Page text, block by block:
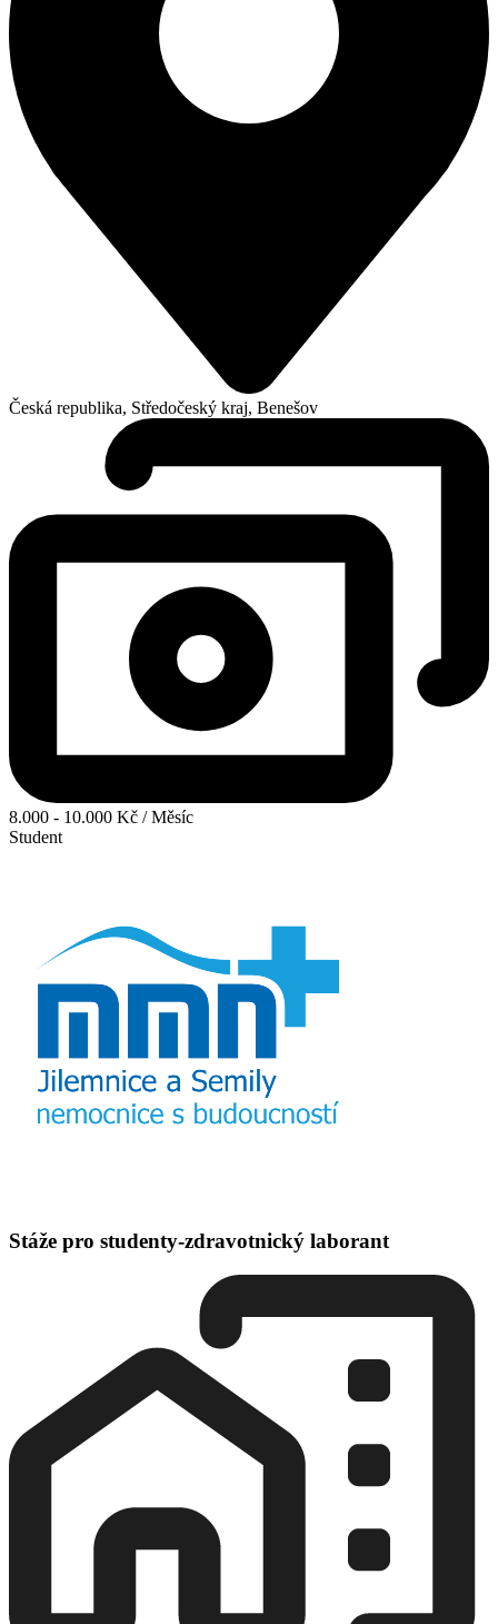
Česká republika, Středočeský kraj, Benešov
8.000 - 10.000 Kč / Měsíc
Student
Stáže pro studenty-zdravotnický laborant